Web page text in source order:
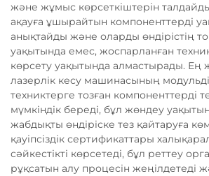
және жұмыс көрсеткіштерін
ақауға ұшырайтын компоненттерді
анықтайды және оларды өндірістің
уақытында емес, жоспарланған
көрсету уақытында алмастырады. Ең
лазерлік кесу машинасының
техниктерге тозған компоненттерді
мүмкіндік береді, бұл жөндеу
жабдықты өндіріске тез қайтаруға
қауіпсіздік сертификаттары
сәйкестікті көрсетеді, бұл реттеу
рұқсатын алу процесін жеңілдетеді